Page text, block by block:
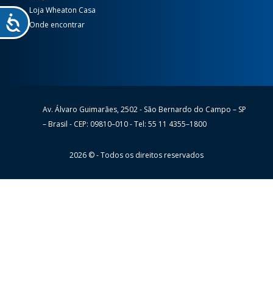
Loja Wheaton Casa
Onde encontrar
WheatonAv. Álvaro Guimarães, 2502 - São Bernardo do Campo – SP
– Brasil - CEP: 09810–010 - Tel: 55 11 4355–1800
2026 © - Todos os direitos reservados